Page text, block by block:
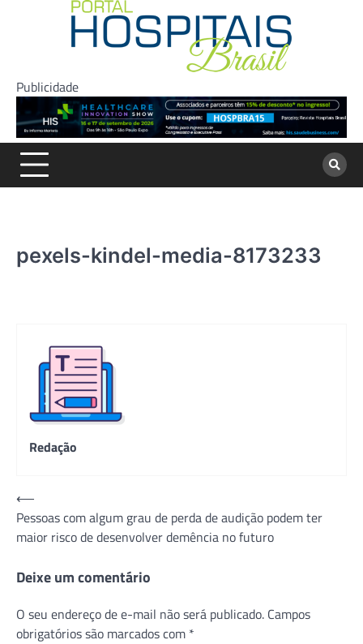
Publicidade
pexels-kindel-media-8173233
Redação
Navegação
de
Post
⟵
Pessoas com algum grau de perda de audição podem ter
maior risco de desenvolver demência no futuro
Deixe um comentário
O seu endereço de e-mail não será publicado. Campos
obrigatórios são marcados com *